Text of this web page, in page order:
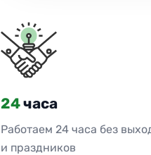
24часа
Работаем 24 часа без
и праздников